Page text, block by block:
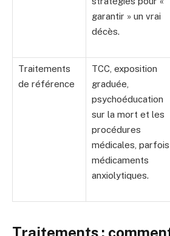
garantir » un vrai
décès.
Traitements
de référence
TCC, exposition
graduée,
psychoéducation
sur la mort et les
procédures
médicales, parfois
médicaments
anxiolytiques.
Traitements :